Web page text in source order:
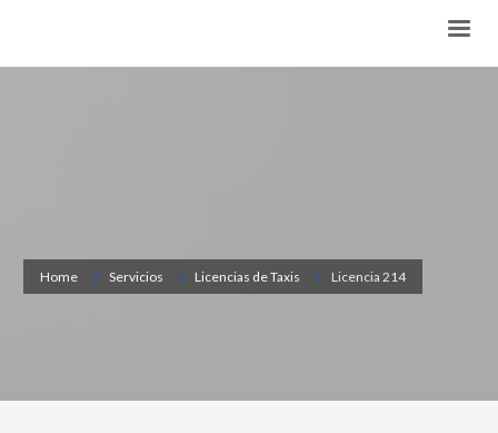
Home Servicios Licencias de Taxis Licencia 214